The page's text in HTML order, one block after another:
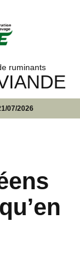
ruminants
07/2026